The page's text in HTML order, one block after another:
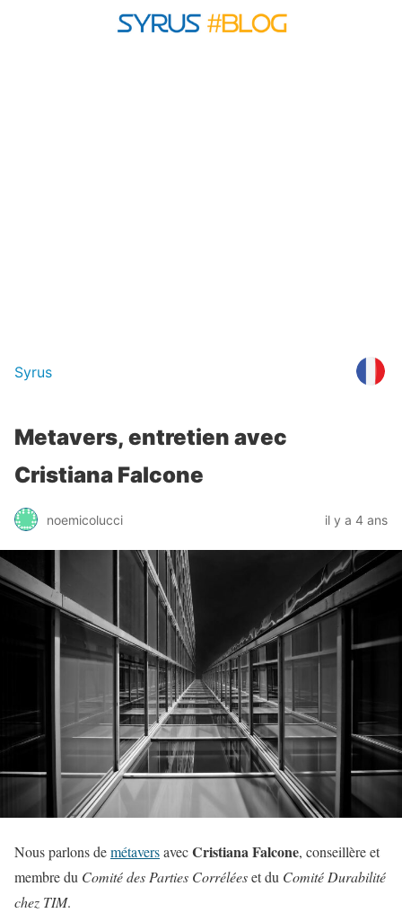
Syrus
Metavers, entretien avec
Cristiana Falcone
noemicolucci il y a 4 ans
Nous parlons demétaversavecCristiana Falcone, conseillère et
membre du Comité des Parties Corréléeset du Comité Durabilité
chez TIM.